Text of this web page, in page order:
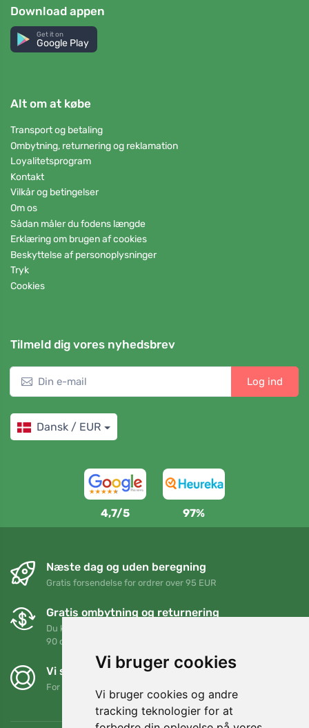
Vi bruger cookies
Vi bruger cookies og andre
tracking teknologier for at
Download appen
Get it on
Google Play
Alt om at købe
Transport og betaling
Ombytning, returnering og reklamation
Loyalitetsprogram
Kontakt
Vilkår og betingelser
Om os
Sådan måler du fodens længde
Erklæring om brugen af cookies
Beskyttelse af personoplysninger
Tryk
Cookies
Tilmeld dig vores nyhedsbrev
Log ind
Dansk / EUR
4,7/5 97%
Næste dag og uden beregning
Gratis forsendelse for ordrer over 95 EUR
Gratis ombytning og returnering
Du kan returnere eller bytte din ordre når som helst inden for
90 dage
Vi støtter Trees.org
For hver ordre planter vi et træ! Læs mere